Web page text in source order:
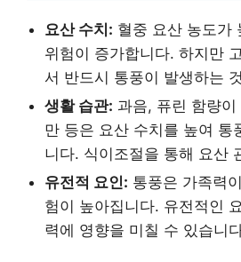
요산 수치: 혈중 요산 농도가
위험이 증가합니다. 하지만
서 반드시 통풍이 발생하는
생활 습관: 과음, 퓨린 함량
만 등은 요산 수치를 높여 통
니다. 식이조절을 통해 요산
유전적 요인: 통풍은 가족력
험이 높아집니다. 유전적인
력에 영향을 미칠 수 있습니